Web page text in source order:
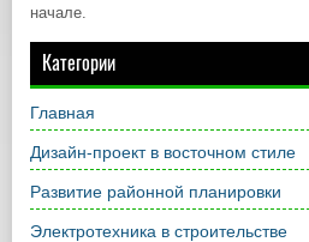
начале.
Категории
Главная
Дизайн-проект в восточном стиле
Развитие районной планировки
Электротехника в строительстве